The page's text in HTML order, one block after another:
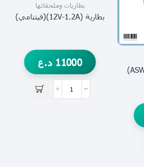
بطاريات وملحقاتها
بطارية (12V-1.2A)(فيتنامي)
11000 د.ع